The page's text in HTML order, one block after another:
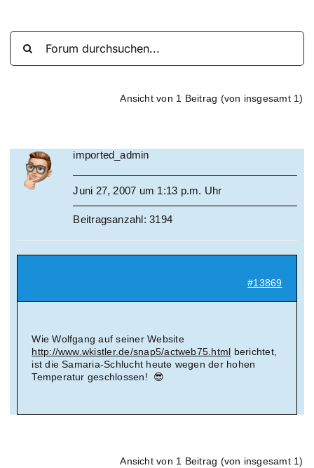
Ansicht von 1 Beitrag (von insgesamt 1)
imported_admin
Juni 27, 2007 um 1:13 p.m. Uhr
Beitragsanzahl: 3194
#13869
Wie Wolfgang auf seiner Website
http://www.wkistler.de/snap5/actweb75.html berichtet,
ist die Samaria-Schlucht heute wegen der hohen
Temperatur geschlossen! 😎
Ansicht von 1 Beitrag (von insgesamt 1)